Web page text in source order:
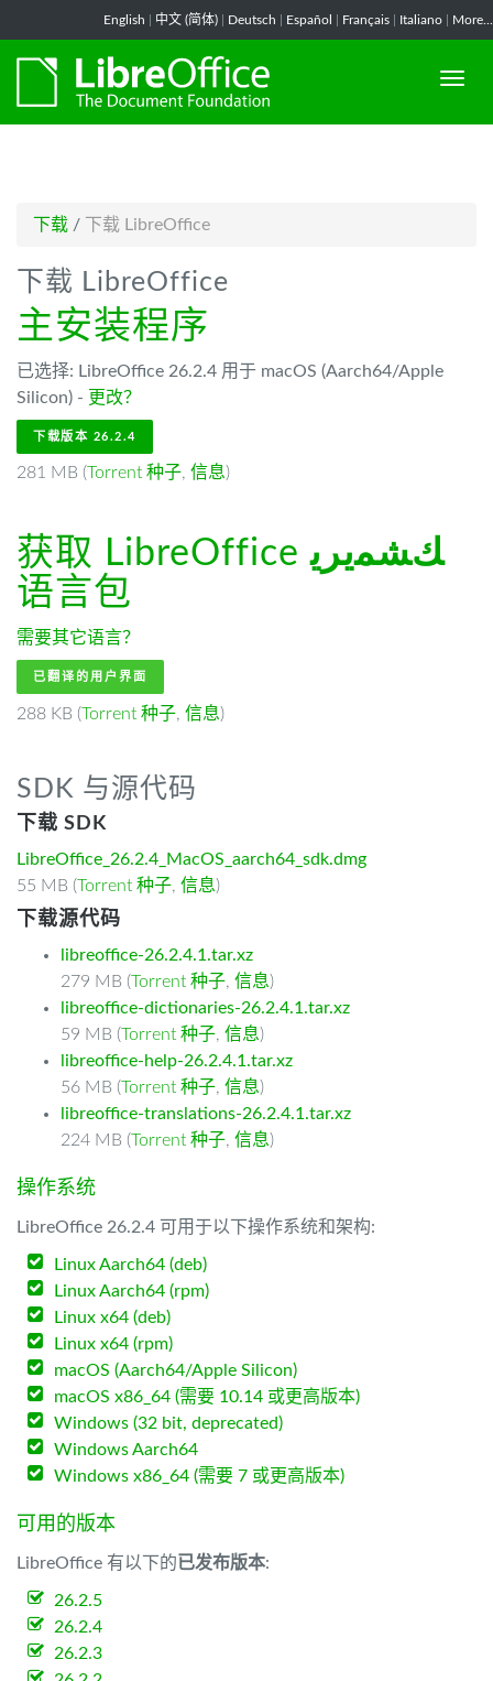
English 中文 (简体) Deutsch Español Français Italiano More...
下载 / 下载 LibreOffice
下载 LibreOffice
主安装程序
已选择: LibreOffice 26.2.4 用于 macOS (Aarch64/Apple
Silicon) - 更改？
下载版本 26.2.4
281 MB (Torrent 种子, 信息)
获取 LibreOfficeﻚﺸﻤﻳﺮﻳ
语言包
需要其它语言？
已翻译的用户界面
288 KB (Torrent 种子, 信息)
SDK 与源代码
下载 SDK
LibreOffice_26.2.4_MacOS_aarch64_sdk.dmg
55 MB (Torrent 种子, 信息)
下载源代码
libreoffice-26.2.4.1.tar.xz
279 MB (Torrent 种子, 信息)
libreoffice-dictionaries-26.2.4.1.tar.xz
59 MB (Torrent 种子, 信息)
libreoffice-help-26.2.4.1.tar.xz
56 MB (Torrent 种子, 信息)
libreoffice-translations-26.2.4.1.tar.xz
224 MB (Torrent 种子, 信息)
操作系统
LibreOffice 26.2.4 可用于以下操作系统和架构:
Linux Aarch64 (deb)
Linux Aarch64 (rpm)
Linux x64 (deb)
Linux x64 (rpm)
macOS (Aarch64/Apple Silicon)
macOS x86_64 (需要 10.14 或更高版本)
Windows (32 bit, deprecated)
Windows Aarch64
Windows x86_64 (需要 7 或更高版本)
可用的版本
LibreOffice 有以下的已发布版本:
26.2.5
26.2.4
26.2.3